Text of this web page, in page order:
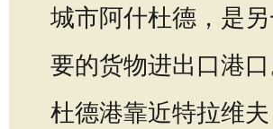
城市阿什杜德，是
要的货物进出口港
杜德港靠近特拉维